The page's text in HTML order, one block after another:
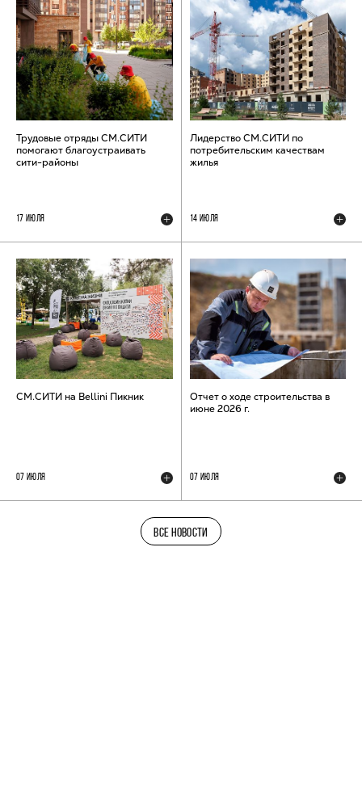
Трудовые отряды СМ.СИТИ
помогают благоустраивать
сити-районы
17 ИЮЛЯ
Лидерство СМ.СИТИ по
потребительским качествам
жилья
14 ИЮЛЯ
СМ.СИТИ на Bellini Пикник
07 ИЮЛЯ
Отчет о ходе строительства в
июне 2026 г.
07 ИЮЛЯ
ВСЕ НОВОСТИ